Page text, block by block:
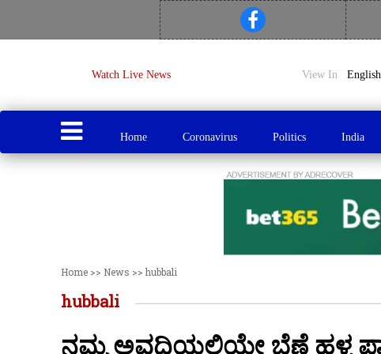
Watch Live News View In
Home Coronavirus Politics India
Home >> News >> hubbali
hubbali
ನಮ್ಮ ಅವಧಿಯಲ್ಲಿಯೇ ಬೆಣ್ಣೆ ಹಳ್ಳ